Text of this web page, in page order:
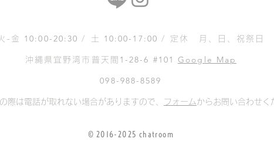
-金 10:00-20:30/ 土 10:00-17:00/ 定休 月、日、祝祭日
沖縄県宜野湾市普天間 1-28-6 #101 Google Map
098-988-8589
際は電話が取れない場合がありますので、 フォームからお問い合わせく
© 2016-2025 chatroom